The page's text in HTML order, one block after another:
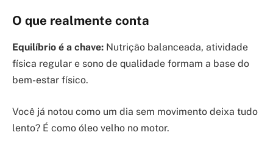
O que realmente conta
Equilíbrio é a chave: Nutrição balanceada, atividade
física regular e sono de qualidade formam a base do
bem-estar físico.
Você já notou como um dia sem movimento deixa tudo
lento? É como óleo velho no motor.